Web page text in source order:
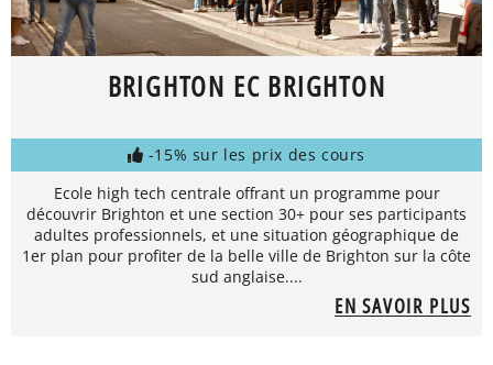
BRIGHTON EC BRIGHTON
-15% sur les prix des cours
Ecole high tech centrale offrant un programme pour
découvrir Brighton et une section 30+ pour ses participants
adultes professionnels, et une situation géographique de
1er plan pour profiter de la belle ville de Brighton sur la côte
sud anglaise....
EN SAVOIR PLUS